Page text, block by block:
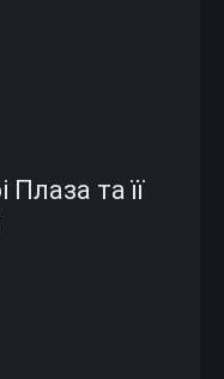
Плаза та її